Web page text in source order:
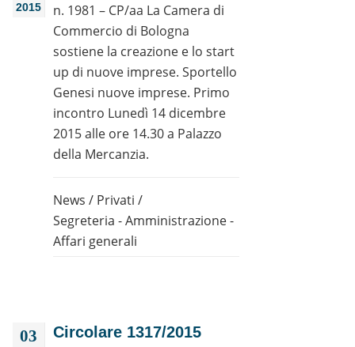
2015
n. 1981 – CP/aa La Camera di
Commercio di Bologna
sostiene la creazione e lo start
up di nuove imprese. Sportello
Genesi nuove imprese. Primo
incontro Lunedì 14 dicembre
2015 alle ore 14.30 a Palazzo
della Mercanzia.
News / Privati /
Segreteria - Amministrazione -
Affari generali
03
Circolare 1317/2015